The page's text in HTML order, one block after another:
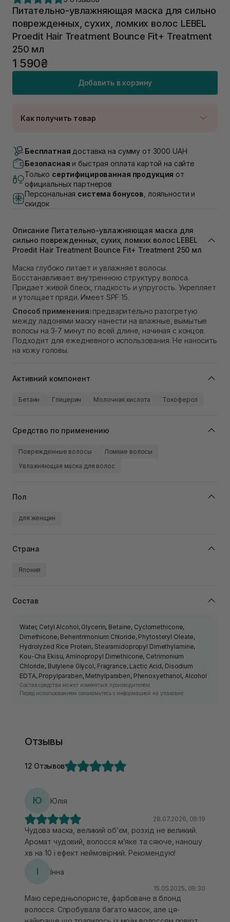
Питательно-увлажняющая маска для сильно
поврежденных, сухих, ломких волос LEBEL
Proedit Hair Treatment Bounce Fit+ Treatment
250 мл
1 590₴
Добавить в корзину
Как получить товар
В наличии
Самовывоз г. Луцк, Винниченка 4
Самовывоз г. Львов, ул. Академика Подстригача,
1В (Duck's Lake)
Самовывоз г. Львов ул. Степана Бандеры 43
В наличии
Самовывоз Ровно
В наличии
Самовывоз г. Ровно, ул. Кулика и Гудачека 23 (ТЦ
Экватор)
Бесплатная доставка на сумму от 3000 UAH
Безопасная и быстрая оплата картой на сайте
Только сертифицированная продукция от
официальных партнеров
Персональная система бонусов , лояльности и
скидок
Описание Питательно-увлажняющая маска для
сильно поврежденных, сухих, ломких волос LEBEL
Proedit Hair Treatment Bounce Fit+ Treatment 250 мл
Маска глубоко питает и увлажняет волосы.
Восстанавливает внутреннюю структуру волоса.
Придает живой блеск, гладкость и упругость. Укрепляет
и утолщает пряди. Имеет SPF 15.
Способ применения: предварительно разогретую
между ладонями маску нанести на влажные, вымытые
волосы на 3-7 минут по всей длине, начиная с концов.
Подходит для ежедневного использования. Не наносить
на кожу головы.
Активний компонент
Бетаин Глицерин Молочная кислота Токоферол
Средство по применению
Поврежденные волосы
Ломкие волосы
Увлажняющая маска для волос
Пол
для женщин
Страна
Япония
Состав
Water, Cetyl Alcohol, Glycerin, Betaine, Cyclomethicone,
Dimethicone, Behentrimonium Chloride, Phytosteryl Oleate,
Hydrolyzed Rice Protein, Stearamidopropyl Dimethylamine,
Kou-Cha Ekisu, Aminopropyl Dimethicone, Cetrimonium
Chloride, Butylene Glycol, Fragrance, Lactic Acid, Disodium
EDTA, Propylparaben, Methylparaben, Phenoxyethanol, Alcohol
Состав средства может изменяться производителем.
Перед использованием ознакомьтесь с информацией на упаковке.
Отзывы
12 Отзывов
Ю Юлія
28.07.2026, 09:19
Чудова маска, великий обʼєм, розхід не великий.
Аромат чудовий, волосся мʼяке та сяюче, наношу
хв на 10 і ефект неймовірний. Рекомендую!
І Інна
15.05.2025, 09:30
Маю середньопористе, фарбоване в блонд
волосся. Спробувала багато масок, але ця-